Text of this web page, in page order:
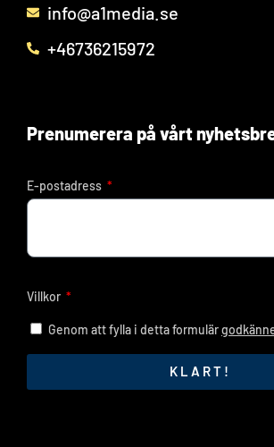
info@a1media.se
+46736215972
Prenumerera på vårt
E-postadress
Villkor
Genom att fylla i detta formulär
KLART!